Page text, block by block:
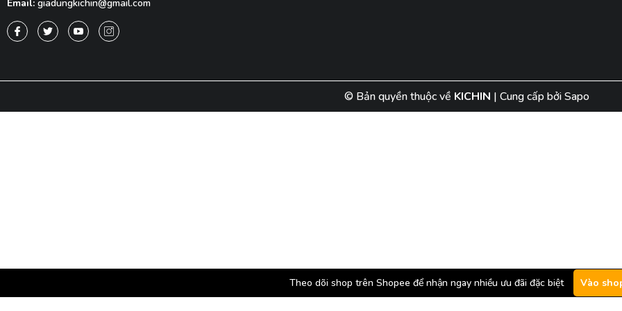
Email: giadungkichin@gmail.com
© Bản quyền thuộc về KICHIN | Cung cấp bởiSapo
Theo dõi shop trên Shopee để nhận ngay nhiều ưu đãi đặc biệt Vào